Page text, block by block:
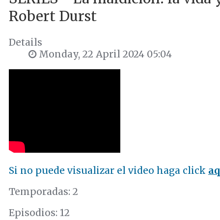
Robert Durst
Details
Monday, 22 April 2024 05:04
Si no puede visualizar el video haga click
Temporadas: 2
Episodios: 12